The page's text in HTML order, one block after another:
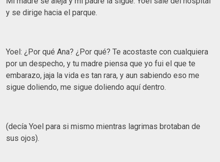
y se dirige hacia el parque.
Yoel: ¿Por qué Ana? ¿Por qué? Te acostaste con cualquiera
por un despecho, y tu madre piensa que yo fui el que te
embarazo, jaja la vida es tan rara, y aun sabiendo eso me
sigue doliendo, me sigue doliendo aquí dentro.
(decía Yoel para si mismo mientras lagrimas brotaban de
sus ojos).